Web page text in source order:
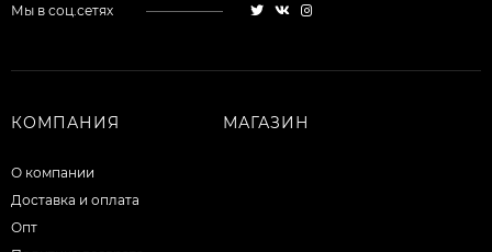
Мы в соц.сетях
КОМПАНИЯ
О компании
Доставка и оплата
Опт
МАГАЗИН